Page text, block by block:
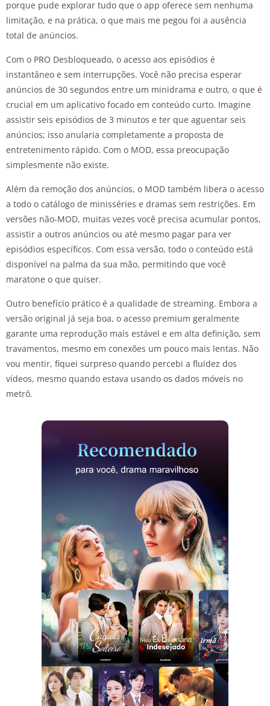
porque pude explorar tudo que o app oferece sem nenhuma
limitação, e na prática, o que mais me pegou foi a ausência
total de anúncios.
Com o PRO Desbloqueado, o acesso aos episódios é
instantâneo e sem interrupções. Você não precisa esperar
anúncios de 30 segundos entre um minidrama e outro, o que é
crucial em um aplicativo focado em conteúdo curto. Imagine
assistir seis episódios de 3 minutos e ter que aguentar seis
anúncios; isso anularia completamente a proposta de
entretenimento rápido. Com o MOD, essa preocupação
simplesmente não existe.
Além da remoção dos anúncios, o MOD também libera o acesso
a todo o catálogo de minisséries e dramas sem restrições. Em
versões não-MOD, muitas vezes você precisa acumular pontos,
assistir a outros anúncios ou até mesmo pagar para ver
episódios específicos. Com essa versão, todo o conteúdo está
disponível na palma da sua mão, permitindo que você
maratone o que quiser.
Outro benefício prático é a qualidade de streaming. Embora a
versão original já seja boa, o acesso premium geralmente
garante uma reprodução mais estável e em alta definição, sem
travamentos, mesmo em conexões um pouco mais lentas. Não
vou mentir, fiquei surpreso quando percebi a fluidez dos
vídeos, mesmo quando estava usando os dados móveis no
metrô.